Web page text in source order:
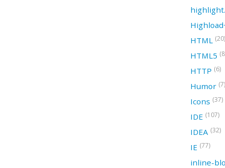
HTML (20)
HTML5
HTTP (6)
Humor (7)
Icons (37)
IDE (107)
IDEA (32)
IE (77)
inline-